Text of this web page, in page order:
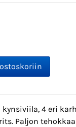
4 eri
Paljon